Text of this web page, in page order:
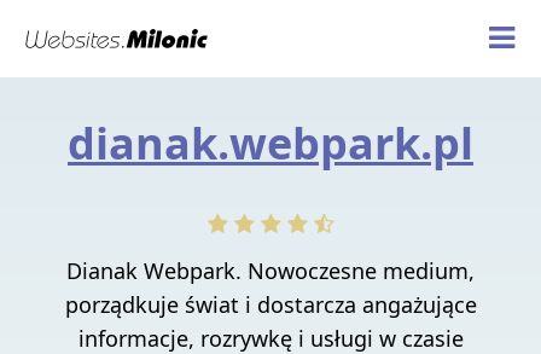
dianak.webpark.pl
Dianak Webpark. Nowoczesne medium,
porządkuje świat i dostarcza angażujące
informacje, rozrywkę i usługi w czasie